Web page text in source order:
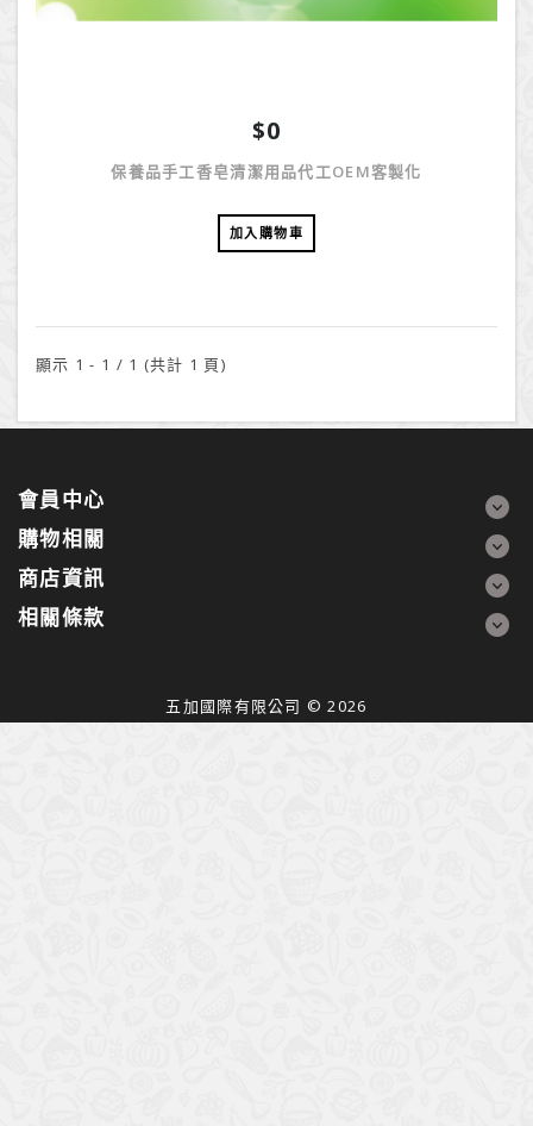
$0
保養品手工香皂清潔用品代工OEM客製化
加入購物車
顯示 1 - 1 / 1 (共計 1 頁)
會員中心
購物相關
商店資訊
相關條款
五加國際有限公司 © 2026